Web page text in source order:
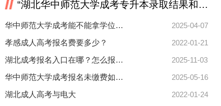
“湖北华中师范大学成考专升本录取结果和分数线一起出吗？”相关推荐
华中师范大学成考能不能拿学位证？报考条件全解析 2025-04-07
孝感成人高考报名费要多少？ 2022-01-21
湖北成考报名入口在哪？怎么报？全攻略来了！ 2025-11-03
华中师范大学成考报名未缴费如何补救？解决步骤全解析！ 2025-05-16
湖北成人高考与电大 2022-01-24